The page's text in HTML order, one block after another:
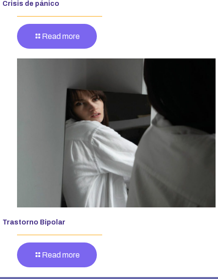
Crisis de pánico
Read more
Trastorno Bipolar
Read more